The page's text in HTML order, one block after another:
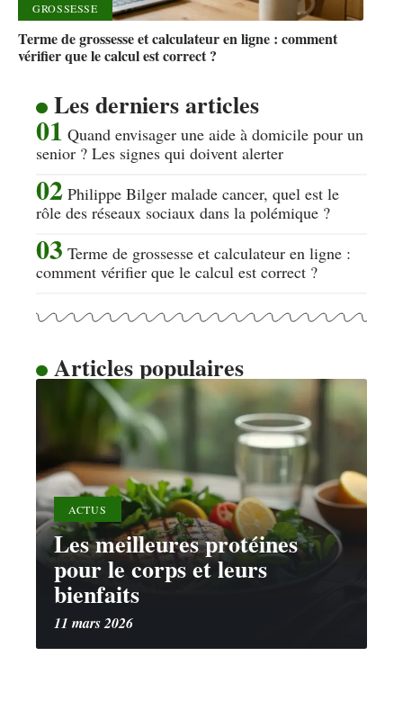
GROSSESSE
Terme de grossesse et calculateur en ligne : comment
vérifier que le calcul est correct ?
Les derniers articles
Quand envisager une aide à domicile pour un
senior ? Les signes qui doivent alerter
Philippe Bilger malade cancer, quel est le
rôle des réseaux sociaux dans la polémique ?
Terme de grossesse et calculateur en ligne :
comment vérifier que le calcul est correct ?
Articles populaires
ACTUS
Les meilleures protéines
pour le corps et leurs
bienfaits
11 mars 2026